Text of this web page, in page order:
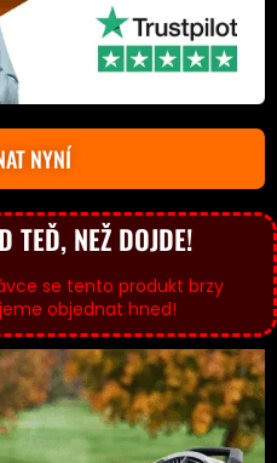
NYNÍ
TEĎ, NEŽ DOJDE!
se tento produkt brzy
objednat hned!